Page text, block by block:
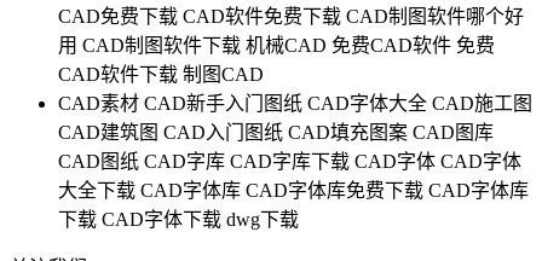
CAD免费下载 CAD软件免费下载 CAD制图软件哪个好
用 CAD制图软件下载 机械CAD 免费CAD软件 免费
CAD软件下载 制图CAD
CAD素材 CAD新手入门图纸 CAD字体大全 CAD施工图
CAD建筑图 CAD入门图纸 CAD填充图案 CAD图库
CAD图纸 CAD字库 CAD字库下载 CAD字体 CAD字体
大全下载 CAD字体库 CAD字体库免费下载 CAD字体库
下载 CAD字体下载 dwg下载